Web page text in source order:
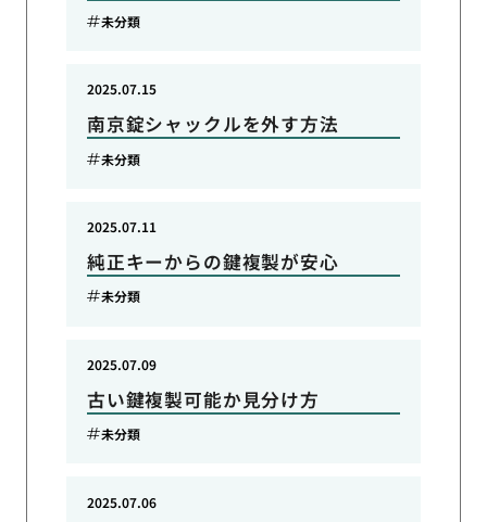
未分類
南京錠シャックルを外す方法
2025.07.15
未分類
純正キーからの鍵複製が安心
2025.07.11
未分類
古い鍵複製可能か見分け方
2025.07.09
未分類
2025.07.06